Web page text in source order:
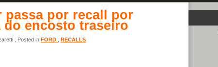
passa por recall por
do encosto traseiro
, Posted in FORD RECALLS